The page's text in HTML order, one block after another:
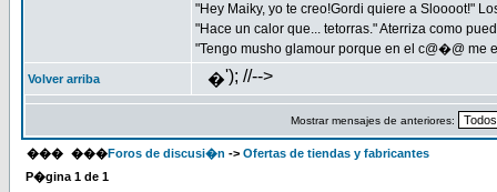
"Hey Maiky, yo te creo!Gordi quiere a Sloooot!"
"Hace un calor que... tetorras." Aterriza como
"Tengo musho glamour porque en el c@�@ me
Volver arriba �'); //-->
Mostrar mensajes de anteriores:
��� ���Foros de discusi�n -> Ofertas de tiendas y fabricantes
P�gina 1 de 1